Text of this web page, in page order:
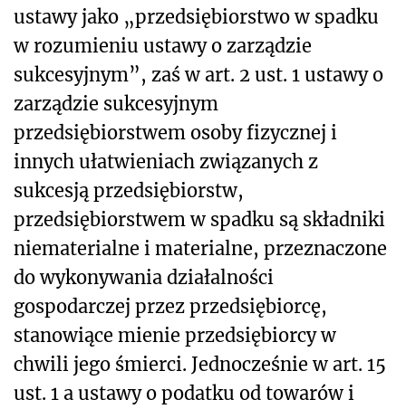
ustawy jako „przedsiębiorstwo w spadku
w rozumieniu ustawy o zarządzie
sukcesyjnym”, zaś w art. 2 ust. 1 ustawy o
zarządzie sukcesyjnym
przedsiębiorstwem osoby fizycznej i
innych ułatwieniach związanych z
sukcesją przedsiębiorstw,
przedsiębiorstwem w spadku są składniki
niematerialne i materialne, przeznaczone
do wykonywania działalności
gospodarczej przez przedsiębiorcę,
stanowiące mienie przedsiębiorcy w
chwili jego śmierci. Jednocześnie w art. 15
ust. 1 a ustawy o podatku od towarów i